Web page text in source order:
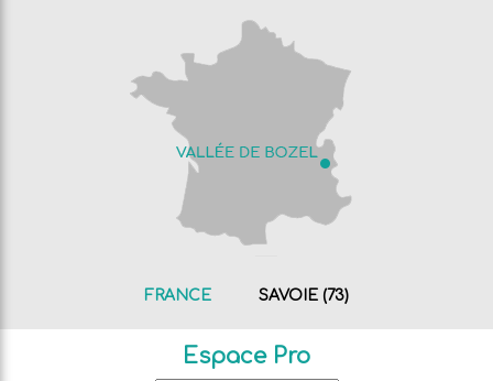
FRANCE SAVOIE (73)
Espace Pro